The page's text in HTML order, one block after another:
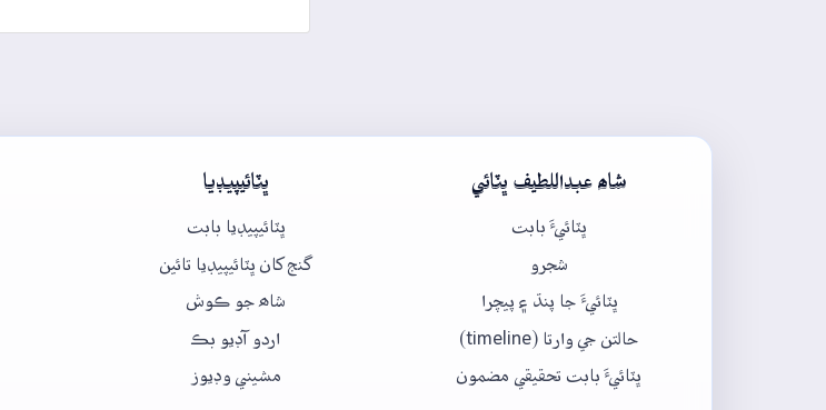
شاھ عبداللطيف ڀٽائي
ڀٽائيءَ بابت
شجرو
ڀٽائيءَ جا پنڌ ۽ پيچرا
حالتن جي وارتا (timeline)
ڀٽائيءَ بابت تحقيقي مضمون
ڀٽائيپيڊيا
ڀٽائيپيڊيا بابت
گنج کان ڀٽائيپيڊيا تائين
شاھ جو ڪوش
اردو آڊيو بڪ
مشيني وڊيوز